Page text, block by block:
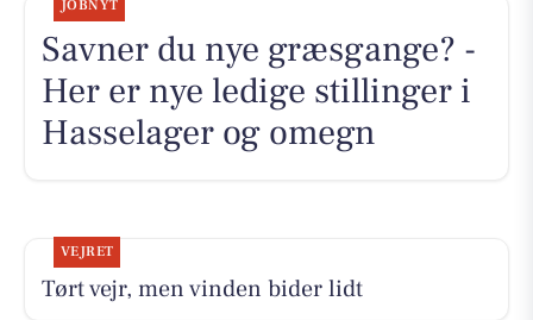
JOBNYT
Savner du nye græsgange? -
Her er nye ledige stillinger i
Hasselager og omegn
VEJRET
Tørt vejr, men vinden bider lidt